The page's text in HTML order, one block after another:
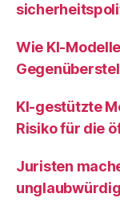
Wie
KI‑gestützte
Risiko für die
Juristen
unglaubwürdig